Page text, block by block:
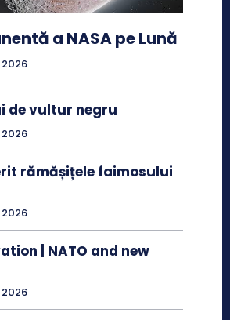
a NASA pe Lună
de vultur negru
rămășițele faimosului
| NATO and new